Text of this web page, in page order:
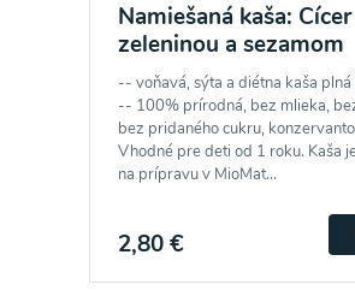
Namiešaná kaša:
zeleninou a sezamom
-- voňavá, sýta a diétna kaša
-- 100% prírodná, bez mlieka,
bez pridaného cukru,
Vhodné pre deti od 1 roku. Kaša
na prípravu v MioMat...
2,80 €